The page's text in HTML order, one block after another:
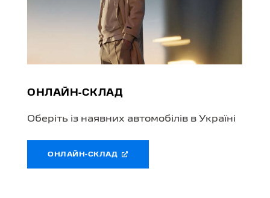
ОНЛАЙН-СКЛАД
Оберіть із наявних автомобілів в Україні
ОНЛАЙН-СКЛАД